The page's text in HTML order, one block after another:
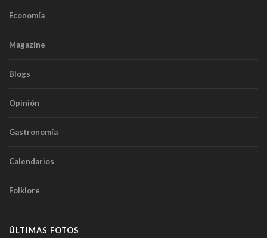
Economía
Magazine
Blogs
Opinión
Gastronomía
Calendarios
Folklore
ÚLTIMAS FOTOS